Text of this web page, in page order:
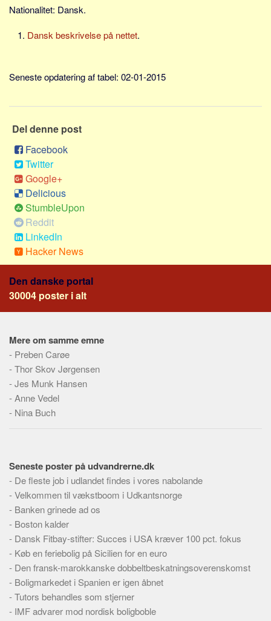
Aspekter
Skatter og afgifter
Meta
Dokumenttyper
Emner
Skribenter
Personer
Steder
Kilder
Om
Forhistorien
Redigering
Bannere
Hjælp
Nationalitet: Dansk.
Dansk beskrivelse på nettet.
Seneste opdatering af tabel: 02-01-2015
Del denne post
Facebook
Twitter
Google+
Delicious
StumbleUpon
Reddit
LinkedIn
Hacker News
Den danske portal
30004 poster i alt
Mere om samme emne
- Preben Carøe
-Thor Skov Jørgensen
-Jes Munk Hansen
-Anne Vedel
- Nina Buch
Seneste poster på udvandrerne.dk
- De fleste job i udlandet findes i vores nabolande
-Velkommen til vækstboom i Udkantsnorge
- Banken grinede ad os
- Boston kalder
- Dansk Fitbay-stifter: Succes i USA kræver 100 pct. fokus
- Køb en feriebolig på Sicilien for en euro
- Den fransk-marokkanske dobbeltbeskatningsoverenskomst
- Boligmarkedet i Spanien er igen åbnet
-Tutors behandles som stjerner
- IMF advarer mod nordisk boligboble